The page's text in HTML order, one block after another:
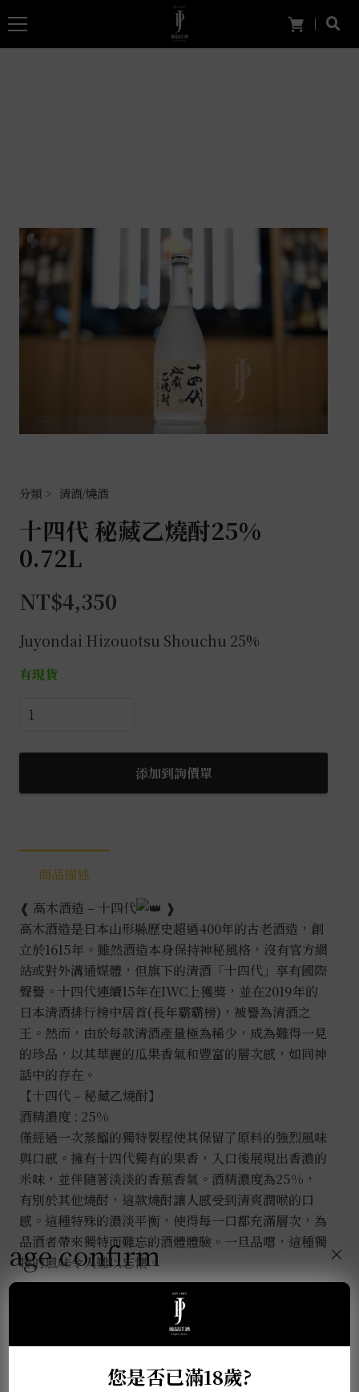
清酒/燒酒
十四代 秘藏乙燒酎25%
0.72L
NT$4,350
Juyondai Hizouotsu Shouchu 25%
有現貨
十
代
藏
酎
25%
數
量
添加到詢價單
商品描述
❰ 高木酒造 – 十四代
❱
高木酒造是日本山形縣歷史超過400年的古老酒造，創
立於1615年。雖然酒造本身保持神秘風格，沒有官方網
站或對外溝通媒體，但旗下的清酒「十四代」享有國際
聲譽。十四代連續15年在IWC上獲獎，並在2019年的
日本清酒排行榜中居首(長年霸霸榜)，被譽為清酒之
王。然而，由於每款清酒產量極為稀少，成為難得一見
的珍品，以其華麗的瓜果香氣和豐富的層次感，如同神
話中的存在。
【十四代 – 秘藏乙燒酎】
酒精濃度 : 25%
僅經過一次蒸餾的獨特製程使其保留了原料的強烈風味
與口感。擁有十四代獨有的果香，入口後展現出香濃的
米味，並伴隨著淡淡的香蕉香氣。酒精濃度為25%，
有別於其他燒酎，這款燒酎讓人感受到清爽潤喉的口
感。這種特殊的濃淡平衡，使得每一口都充滿層次，為
品酒者帶來獨特而難忘的酒體體驗。一旦品嚐，這種獨
特的風味令人難以忘懷。
age confirm
您是否已滿18歲?
×